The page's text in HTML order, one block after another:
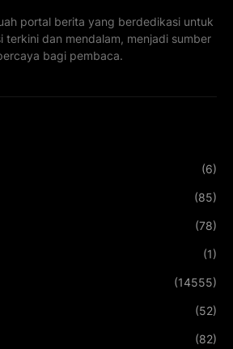
portal berita yang berdedikasi untuk
terkini dan mendalam, menjadi sumber
bagi pembaca.
(6)
(85)
(78)
(1)
(14555)
(52)
(82)